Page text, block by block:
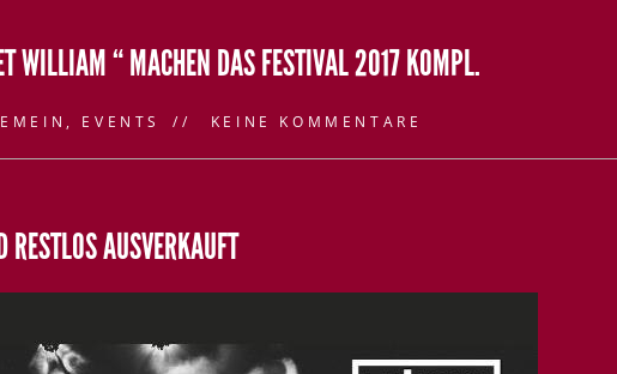
WILLIAM “ MACHEN DAS FESTIVAL 2017 KOMPL.
, EVENTS
KEINE KOMMENTARE
RESTLOS AUSVERKAUFT